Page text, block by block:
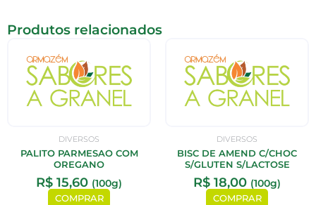
Produtos relacionados
DIVERSOS
PALITO PARMESAO COM
OREGANO
R$ 15,60 (100g)
COMPRAR
DIVERSOS
BISC DE AMEND C/CHOC
S/GLUTEN S/LACTOSE
R$ 18,00 (100g)
COMPRAR